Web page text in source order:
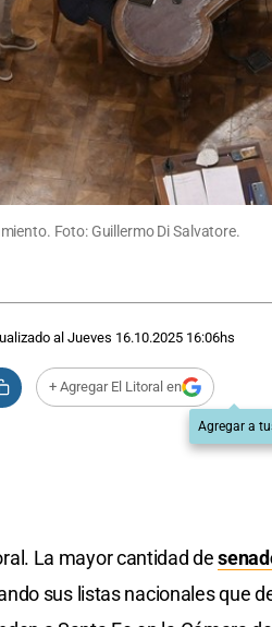
Foto: Guillermo Di Salvatore.
al Jueves 16.10.2025 16:06hs
+ Agregar El Litoral en
Agregar a
La mayor cantidad de
sus listas nacionales que